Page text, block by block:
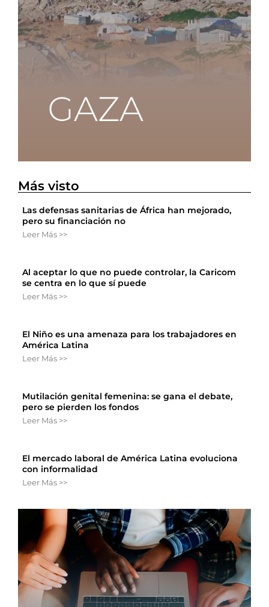
Más visto
Las defensas sanitarias de África han mejorado,
pero su financiación no
Leer Más >>
Al aceptar lo que no puede controlar, la Caricom
se centra en lo que sí puede
Leer Más >>
El Niño es una amenaza para los trabajadores en
América Latina
Leer Más >>
Mutilación genital femenina: se gana el debate,
pero se pierden los fondos
Leer Más >>
El mercado laboral de América Latina evoluciona
con informalidad
Leer Más >>